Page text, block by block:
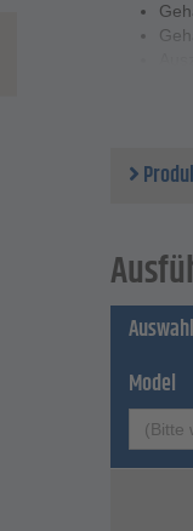
Model
(Bitte